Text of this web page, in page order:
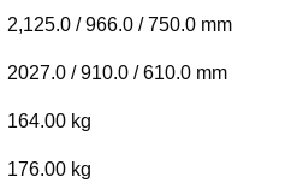
2,125.0 / 966.0 / 750.0 mm
2027.0 / 910.0 / 610.0 mm
164.00 kg
176.00 kg